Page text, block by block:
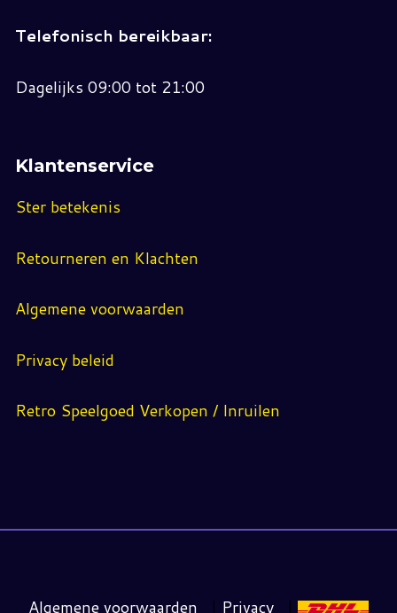
Telefonisch bereikbaar:
Dagelijks 09:00 tot 21:00
Klantenservice
Ster betekenis
Retourneren en Klachten
Algemene voorwaarden
Privacy beleid
Retro Speelgoed Verkopen / Inruilen
Algemene voorwaarden | Privacy |